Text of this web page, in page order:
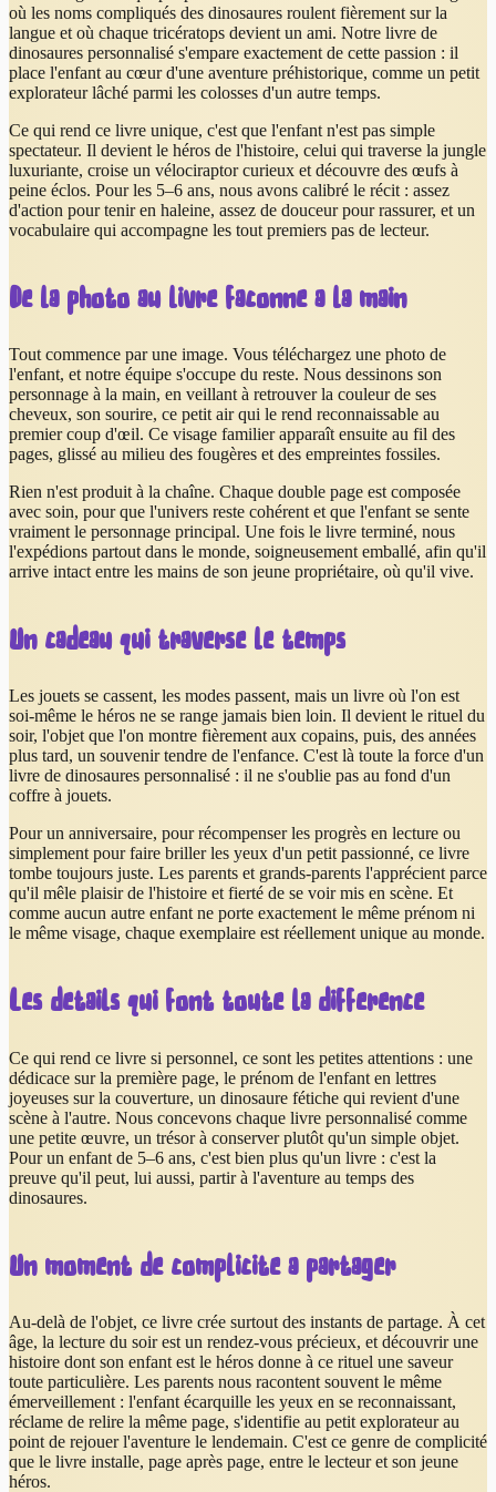
où les noms compliqués des dinosaures roulent fièrement sur la
langue et où chaque tricératops devient un ami. Notre livre de
dinosaures personnalisé s'empare exactement de cette passion : il
place l'enfant au cœur d'une aventure préhistorique, comme un petit
explorateur lâché parmi les colosses d'un autre temps.
Ce qui rend ce livre unique, c'est que l'enfant n'est pas simple
spectateur. Il devient le héros de l'histoire, celui qui traverse la jungle
luxuriante, croise un vélociraptor curieux et découvre des œufs à
peine éclos. Pour les 5–6 ans, nous avons calibré le récit : assez
d'action pour tenir en haleine, assez de douceur pour rassurer, et un
vocabulaire qui accompagne les tout premiers pas de lecteur.
De la photo au livre façonné à la main
Tout commence par une image. Vous téléchargez une photo de
l'enfant, et notre équipe s'occupe du reste. Nous dessinons son
personnage à la main, en veillant à retrouver la couleur de ses
cheveux, son sourire, ce petit air qui le rend reconnaissable au
premier coup d'œil. Ce visage familier apparaît ensuite au fil des
pages, glissé au milieu des fougères et des empreintes fossiles.
Rien n'est produit à la chaîne. Chaque double page est composée
avec soin, pour que l'univers reste cohérent et que l'enfant se sente
vraiment le personnage principal. Une fois le livre terminé, nous
l'expédions partout dans le monde, soigneusement emballé, afin qu'il
arrive intact entre les mains de son jeune propriétaire, où qu'il vive.
Un cadeau qui traverse le temps
Les jouets se cassent, les modes passent, mais un livre où l'on est
soi-même le héros ne se range jamais bien loin. Il devient le rituel du
soir, l'objet que l'on montre fièrement aux copains, puis, des années
plus tard, un souvenir tendre de l'enfance. C'est là toute la force d'un
livre de dinosaures personnalisé : il ne s'oublie pas au fond d'un
coffre à jouets.
Pour un anniversaire, pour récompenser les progrès en lecture ou
simplement pour faire briller les yeux d'un petit passionné, ce livre
tombe toujours juste. Les parents et grands-parents l'apprécient parce
qu'il mêle plaisir de l'histoire et fierté de se voir mis en scène. Et
comme aucun autre enfant ne porte exactement le même prénom ni
le même visage, chaque exemplaire est réellement unique au monde.
Les détails qui font toute la différence
Ce qui rend ce livre si personnel, ce sont les petites attentions : une
dédicace sur la première page, le prénom de l'enfant en lettres
joyeuses sur la couverture, un dinosaure fétiche qui revient d'une
scène à l'autre. Nous concevons chaque livre personnalisé comme
une petite œuvre, un trésor à conserver plutôt qu'un simple objet.
Pour un enfant de 5–6 ans, c'est bien plus qu'un livre : c'est la
preuve qu'il peut, lui aussi, partir à l'aventure au temps des
dinosaures.
Un moment de complicité à partager
Au-delà de l'objet, ce livre crée surtout des instants de partage. À cet
âge, la lecture du soir est un rendez-vous précieux, et découvrir une
histoire dont son enfant est le héros donne à ce rituel une saveur
toute particulière. Les parents nous racontent souvent le même
émerveillement : l'enfant écarquille les yeux en se reconnaissant,
réclame de relire la même page, s'identifie au petit explorateur au
point de rejouer l'aventure le lendemain. C'est ce genre de complicité
que le livre installe, page après page, entre le lecteur et son jeune
héros.